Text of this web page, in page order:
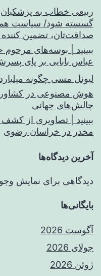
ربیعی خطاب به
گسسته شود/ سیاست
صداقت‌تان، تضمین
ببینید | بوسه‌های مرحوم
عباس بابایی بر پای
لیونل مسی چگونه
هوش مصنوعی در
چالش‌های جهانی
مخدر در خراسان رضوی
آخرین دیدگاه‌ها
دیدگاهی برای نمایش
بایگانی‌ها
آگوست 2026
جولای 2026
ژوئن 2026